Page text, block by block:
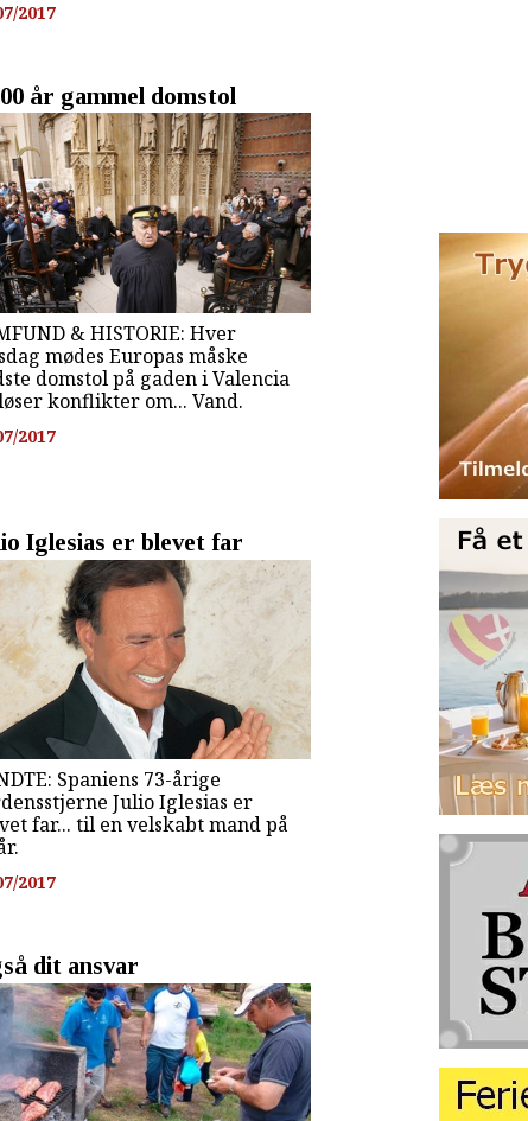
2017
år gammel domstol
& HISTORIE: Hver
mødes Europas måske
domstol på gaden i Valencia
konflikter om... Vand.
2017
Iglesias er blevet far
Spaniens 73-årige
Julio Iglesias er
far... til en velskabt mand på
2017
dit ansvar